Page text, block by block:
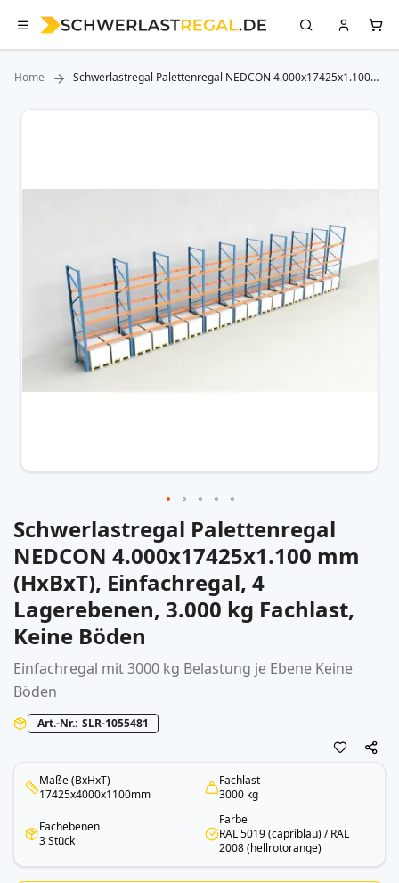
Home
Schwerlastregal Palettenregal NEDCON 4.000x17425x1.100
Zum
Zum
Anfang
der
Bildergalerie
springen
Schwerlastregal Palettenregal
NEDCON 4.000x17425x1.100 mm
(HxBxT), Einfachregal, 4
Lagerebenen, 3.000 kg Fachlast,
Keine Böden
Einfachregal mit 3000 kg Belastung je Ebene Keine
Böden
Art.-Nr. SLR-1055481
Maße (BxHxT)
17425x4000x1100mm
Fachlast
3000 kg
Fachebenen
3 Stück
Farbe
RAL 5019 (capriblau) / RAL
2008 (hellrotorange)